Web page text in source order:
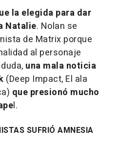
la elegida para dar
Natalie. Nolan se
de Matrix porque
al personaje
una mala noticia
(Deep Impact, El ala
que presionó mucho
l.
SUFRIÓ AMNESIA